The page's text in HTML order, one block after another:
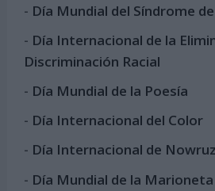
- Día Mundial del Síndrome
- Día Internacional de la
Discriminación Racial
- Día Mundial de la Poesía
- Día Internacional del Color
- Día Internacional de Nowruz
- Día Mundial de la Marioneta